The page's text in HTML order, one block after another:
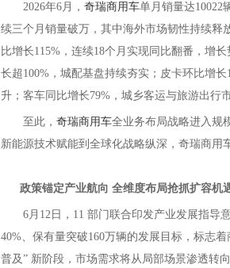
2026年6月， 奇瑞商用车单月销量达10022
续三个月销量破万，其中海外市场韧性持续释
比增长115%，连续18个月实现同比翻番，增
长超100%，城配基盘持续夯实；皮卡环比增
升；客车同比增长79%，城乡客运与旅游出行
至此， 奇瑞商用车全业务布局战略进入规
新能源技术赋能到全球化战略纵深，奇瑞商用
政策锚定产业航向 全维度布局抢抓扩容机
6月12日，11 部门联合印发产业发展指导
40%、保有量突破160万辆的发展目标，标志
普及” 新阶段，市场需求将从局部场景渗透转